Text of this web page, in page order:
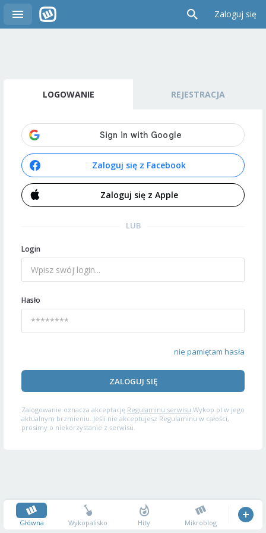
Zaloguj się
LOGOWANIE REJESTRACJA
Zaloguj się z Facebook
Zaloguj się z Apple
LUB
Login
Hasło
nie pamiętam hasła
ZALOGUJ SIĘ
Zalogowanie oznacza akceptację Regulaminu serwisu Wykop.pl w jego
aktualnym brzmieniu. Jeśli nie akceptujesz Regulaminu w całości,
prosimy o niekorzystanie z serwisu.
Główna Wykopalisko Hity Mikroblog